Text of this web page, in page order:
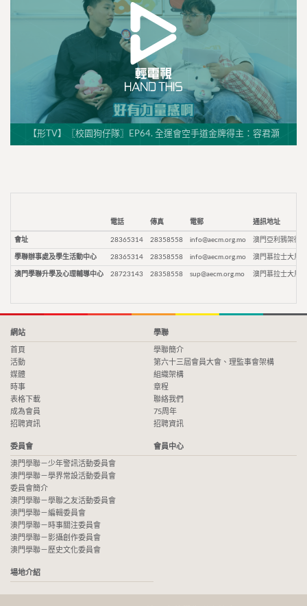
【形TV】〖校園狗仔隊〗EP64. 全運會空手道金牌得主：容君灝
電話 傳真 電郵 通訊地址
會址 28365314 28358558 info@aecm.org.mo 澳門亞利鴉架街9
學聯辦事處及學生活動中心 28365314 28358558 info@aecm.org.mo 澳門慕拉士大馬
澳門學聯升學及心理輔導中心 28723143 28358558 sup@aecm.org.mo 澳門慕拉士大馬
網站
首頁
活動
媒體
時事
表格下載
成為會員
招聘資訊
學聯
學聯簡介
第六十三屆會員大會、理監事會架構
組織架構
章程
聯絡我們
75周年
招聘資訊
委員會
澳門學聯－少年警訊活動委員會
澳門學聯－學界常設活動委員會
委員會簡介
澳門學聯－學聯之友活動委員會
澳門學聯－編輯委員會
澳門學聯－時事關注委員會
澳門學聯－影攝創作委員會
澳門學聯－歷史文化委員會
會員中心
場地介紹